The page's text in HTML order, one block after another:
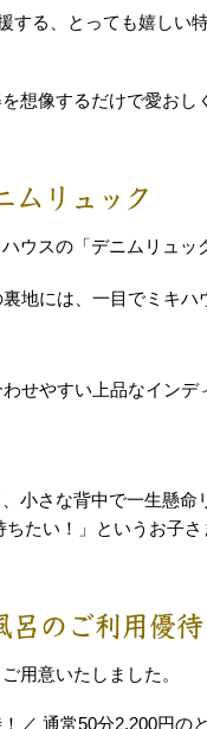
する、とっても嬉しい
想像するだけで愛お
ムリュック
ウスの「デニムリュッ
地には、一目でミキハ
せやすい上品なイン
小さな背中で一生懸
たい！」というお子
呂のご利用優待
用意いたしました。
／ 通常50分2,200円の